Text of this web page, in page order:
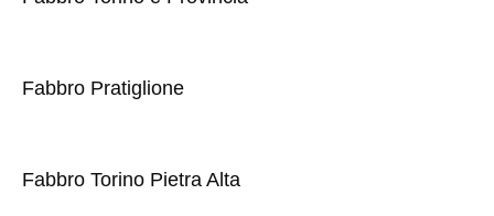
Fabbro Pratiglione
Fabbro Torino Pietra Alta